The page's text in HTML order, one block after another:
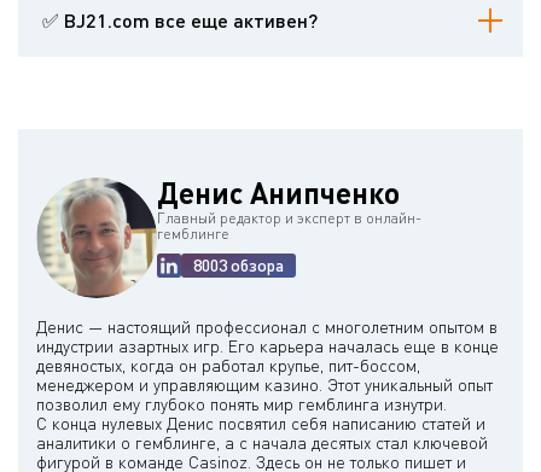
прежнему выходят в свет.
✅ BJ21.com все еще активен?
Денис Анипченко
Главный редактор и эксперт в онлайн-
гемблинге
8003 обзора
Денис — настоящий профессионал с многолетним опытом в
индустрии азартных игр. Его карьера началась еще в конце
девяностых, когда он работал крупье, пит-боссом,
менеджером и управляющим казино. Этот уникальный опыт
позволил ему глубоко понять мир гемблинга изнутри.
С конца нулевых Денис посвятил себя написанию статей и
аналитики о гемблинге, а с начала десятых стал ключевой
фигурой в команде Casinoz. Здесь он не только пишет и